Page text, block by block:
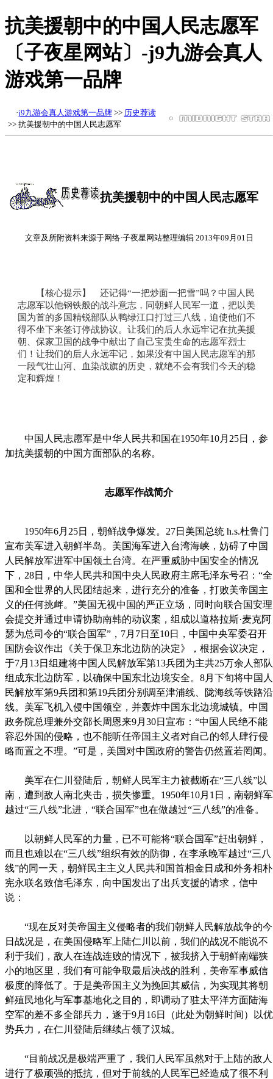
抗美援朝中的中国人民志愿军
〔子夜星网站〕-j9九游会真人
游戏第一品牌
·j9九游会真人游戏第一品牌>> 历史荐读
>> 抗美援朝中的中国人民志愿军
抗美援朝中的中国人民志愿军
文章及所附资料来源于网络·子夜星网站整理编辑 2013年09月01日
【核心提示】 还记得“一把炒面一把雪”吗？中国人民
志愿军以他钢铁般的战斗意志，同朝鲜人民军一道，把以美
国为首的多国精锐部队从鸭绿江口打过三八线，迫使他们不
得不坐下来签订停战协议。让我们的后人永远牢记在抗美援
朝、保家卫国的战争中献出了自己宝贵生命的志愿军烈士
们！让我们的后人永远牢记，如果没有中国人民志愿军的那
一段气壮山河、血染战旗的历史，就绝不会有我们今天的稳
定和辉煌！
中国人民志愿军是中华人民共和国在1950年10月25日，参
加抗美援朝的中国方面部队的名称。
志愿军作战简介
1950年6月25日，朝鲜战争爆发。27日美国总统 h.s.杜鲁门
宣布美军进入朝鲜半岛。美国海军进入台湾海峡，妨碍了中国
人民解放军进军中国领土台湾。在严重威胁中国安全的情况
下，28日，中华人民共和国中央人民政府主席毛泽东号召：“全
国和全世界的人民团结起来，进行充分的准备，打败美帝国主
义的任何挑衅。”美国无视中国的严正立场，同时向联合国安理
会提交并通过申请协助南韩的动议案，组成以道格拉斯·麦克阿
瑟为总司令的“联合国军”，7月7日至10日，中国中央军委召开
国防会议作出《关于保卫东北边防的决定》，根据会议决定，
于7月13日组建将中国人民解放军第13兵团为主共25万余人部队
组成东北边防军，以确保中国东北边境安全。8月下旬将中国人
民解放军第9兵团和第19兵团分别调至津浦线、陇海线等铁路沿
线。美军飞机入侵中国领空，并轰炸中国东北边境城镇。中国
政务院总理兼外交部长周恩来9月30日宣布：“中国人民绝不能
容忍外国的侵略，也不能听任帝国主义者对自己的邻人肆行侵
略而置之不理。”可是，美国对中国政府的警告仍然置若罔闻。
美军在仁川登陆后，朝鲜人民军主力被截断在“三八线”以
南，遭到敌人南北夹击，损失惨重。1950年10月1日，南朝鲜军
越过“三八线”北进，“联合国军”也在做越过“三八线”的准备。
以朝鲜人民军的力量，已不可能将“联合国军”赶出朝鲜，
而且也难以在“三八线”组织有效的防御，在李承晚军越过“三八
线”的同一天，朝鲜民主主义人民共和国首相金日成和外务相朴
宪永联名致信毛泽东，向中国发出了出兵支援的请求，信中
说：
“现在反对美帝国主义侵略者的我们朝鲜人民解放战争的今
日战况是，在美国侵略军上陆仁川以前，我们的战况不能说不
利于我们，敌人在连战连败的情况下，被我挤入于朝鲜南端狭
小的地区里，我们有可能争取最后决战的胜利，美帝军事威信
极度的降低了。于是美帝国主义为挽回其威信，为实现其将朝
鲜殖民地化与军事基地化之目的，即调动了驻太平洋方面陆海
空军的差不多全部兵力，遂于9月16日（此处为朝鲜时间）以优
势兵力，在仁川登陆后继续占领了汉城。
“目前战况是极端严重了，我们人民军虽然对于上陆的敌人
进行了极顽强的抵抗，但对于前线的人民军已经造成了很不利